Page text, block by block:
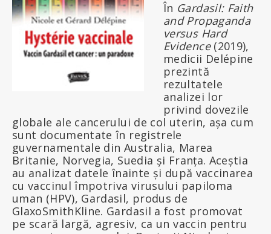
În Gardasil: Faith
and Propaganda
versus Hard
Evidence(2019),
medicii Delépine
prezintă
rezultatele
analizei lor
privind dovezile
globale ale cancerului de col uterin, așa cum
sunt documentate în registrele
guvernamentale din Australia, Marea
Britanie, Norvegia, Suedia și Franța. Aceștia
au analizat datele înainte și după vaccinarea
cu vaccinul împotriva virusului papiloma
uman (HPV), Gardasil, produs de
GlaxoSmithKline. Gardasil a fost promovat
pe scară largă, agresiv, ca un vaccin pentru